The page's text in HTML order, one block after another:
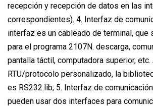
recepción y recepción de datos en las
correspondientes). 4. Interfaz de
interfaz es un cableado de terminal, que
para el programa 2107N. descarga,
pantalla táctil, computadora superior, etc.
RTU/protocolo personalizado, la
es RS232.lib; 5. Interfaz de
pueden usar dos interfaces para